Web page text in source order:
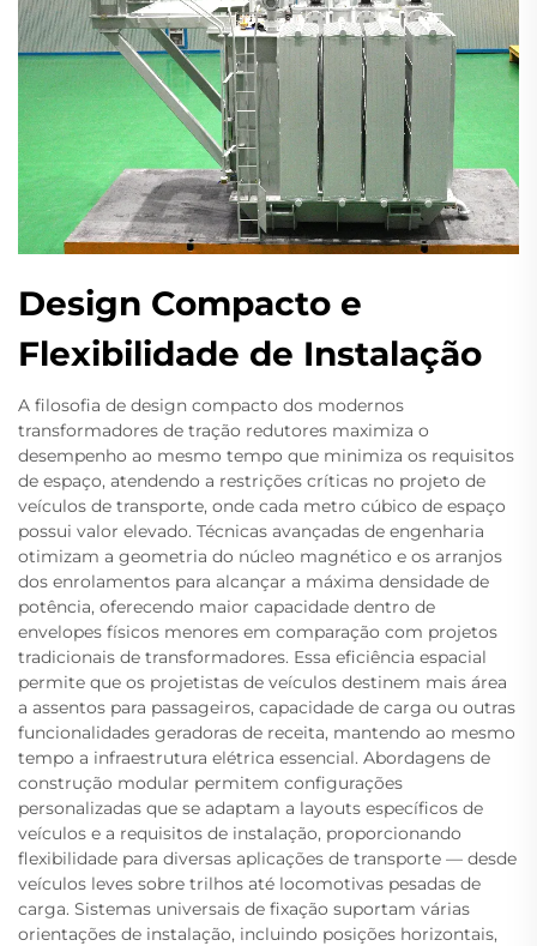
Design Compacto e
Flexibilidade de Instalação
A filosofia de design compacto dos modernos
transformadores de tração redutores maximiza o
desempenho ao mesmo tempo que minimiza os requisitos
de espaço, atendendo a restrições críticas no projeto de
veículos de transporte, onde cada metro cúbico de espaço
possui valor elevado. Técnicas avançadas de engenharia
otimizam a geometria do núcleo magnético e os arranjos
dos enrolamentos para alcançar a máxima densidade de
potência, oferecendo maior capacidade dentro de
envelopes físicos menores em comparação com projetos
tradicionais de transformadores. Essa eficiência espacial
permite que os projetistas de veículos destinem mais área
a assentos para passageiros, capacidade de carga ou outras
funcionalidades geradoras de receita, mantendo ao mesmo
tempo a infraestrutura elétrica essencial. Abordagens de
construção modular permitem configurações
personalizadas que se adaptam a layouts específicos de
veículos e a requisitos de instalação, proporcionando
flexibilidade para diversas aplicações de transporte — desde
veículos leves sobre trilhos até locomotivas pesadas de
carga. Sistemas universais de fixação suportam várias
orientações de instalação, incluindo posições horizontais,